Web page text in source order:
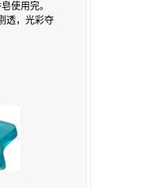
使用完。
透，光彩夺